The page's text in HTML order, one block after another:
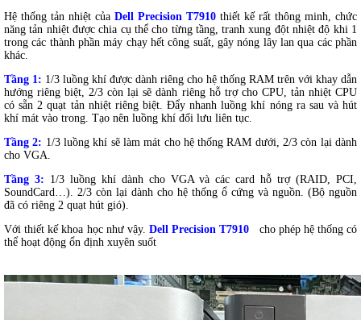
Hệ thống tản nhiệt của Dell Precision T7910 thiết kế rất thông minh, chức
năng tản nhiệt được chia cụ thể cho từng tầng, tranh xung đột nhiệt độ khi 1
trong các thành phần máy chạy hết công suất, gây nóng lây lan qua các phần
khác.
Tầng 1: 1/3 luồng khí được dành riêng cho hệ thống RAM trên với khay dẫn
hướng riêng biệt, 2/3 còn lại sẽ dành riêng hỗ trợ cho CPU, tản nhiệt CPU
có sẵn 2 quạt tản nhiệt riêng biệt. Đẩy nhanh luồng khí nóng ra sau và hút
khí mát vào trong. Tạo nên luồng khí đối lưu liên tục.
Tầng 2: 1/3 luồng khí sẽ làm mát cho hệ thống RAM dưới, 2/3 còn lại dành
cho VGA.
Tầng 3: 1/3 luồng khí dành cho VGA và các card hỗ trợ (RAID, PCI,
SoundCard…). 2/3 còn lại dành cho hệ thống ổ cứng và nguồn. (Bộ nguồn
đã có riêng 2 quạt hút gió).
Với thiết kế khoa học như vậy. Dell Precision T7910
cho phép hệ thống có
thể hoạt động ổn định xuyên suốt